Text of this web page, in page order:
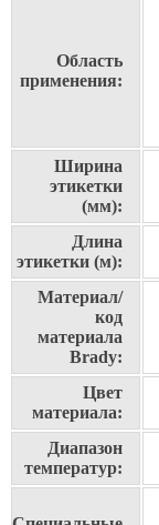
Область
применения:
Ширина
этикетки
(мм):
Длина
этикетки (м):
Материал/
код
материала
Brady:
Цвет
материала:
Диапазон
температур: